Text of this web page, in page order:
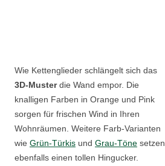
Wie Kettenglieder schlängelt sich das
3D-Musterdie Wand empor. Die
knalligen Farben in Orange und Pink
sorgen für frischen Wind in Ihren
Wohnräumen. Weitere Farb-Varianten
wie Grün-Türkis und Grau-Töne setzen
ebenfalls einen tollen Hingucker.